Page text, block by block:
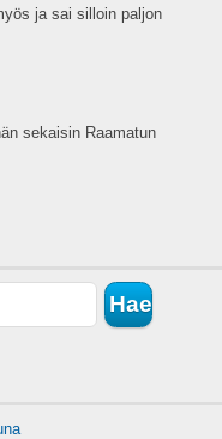
ja sai silloin paljon
sekaisin Raamatun